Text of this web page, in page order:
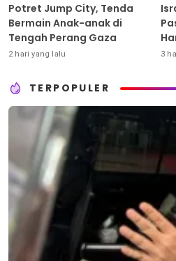
Potret Jump City, Tenda
Bermain Anak-anak di
Tengah Perang Gaza
2 hari yang lalu 3
TERPOPULER